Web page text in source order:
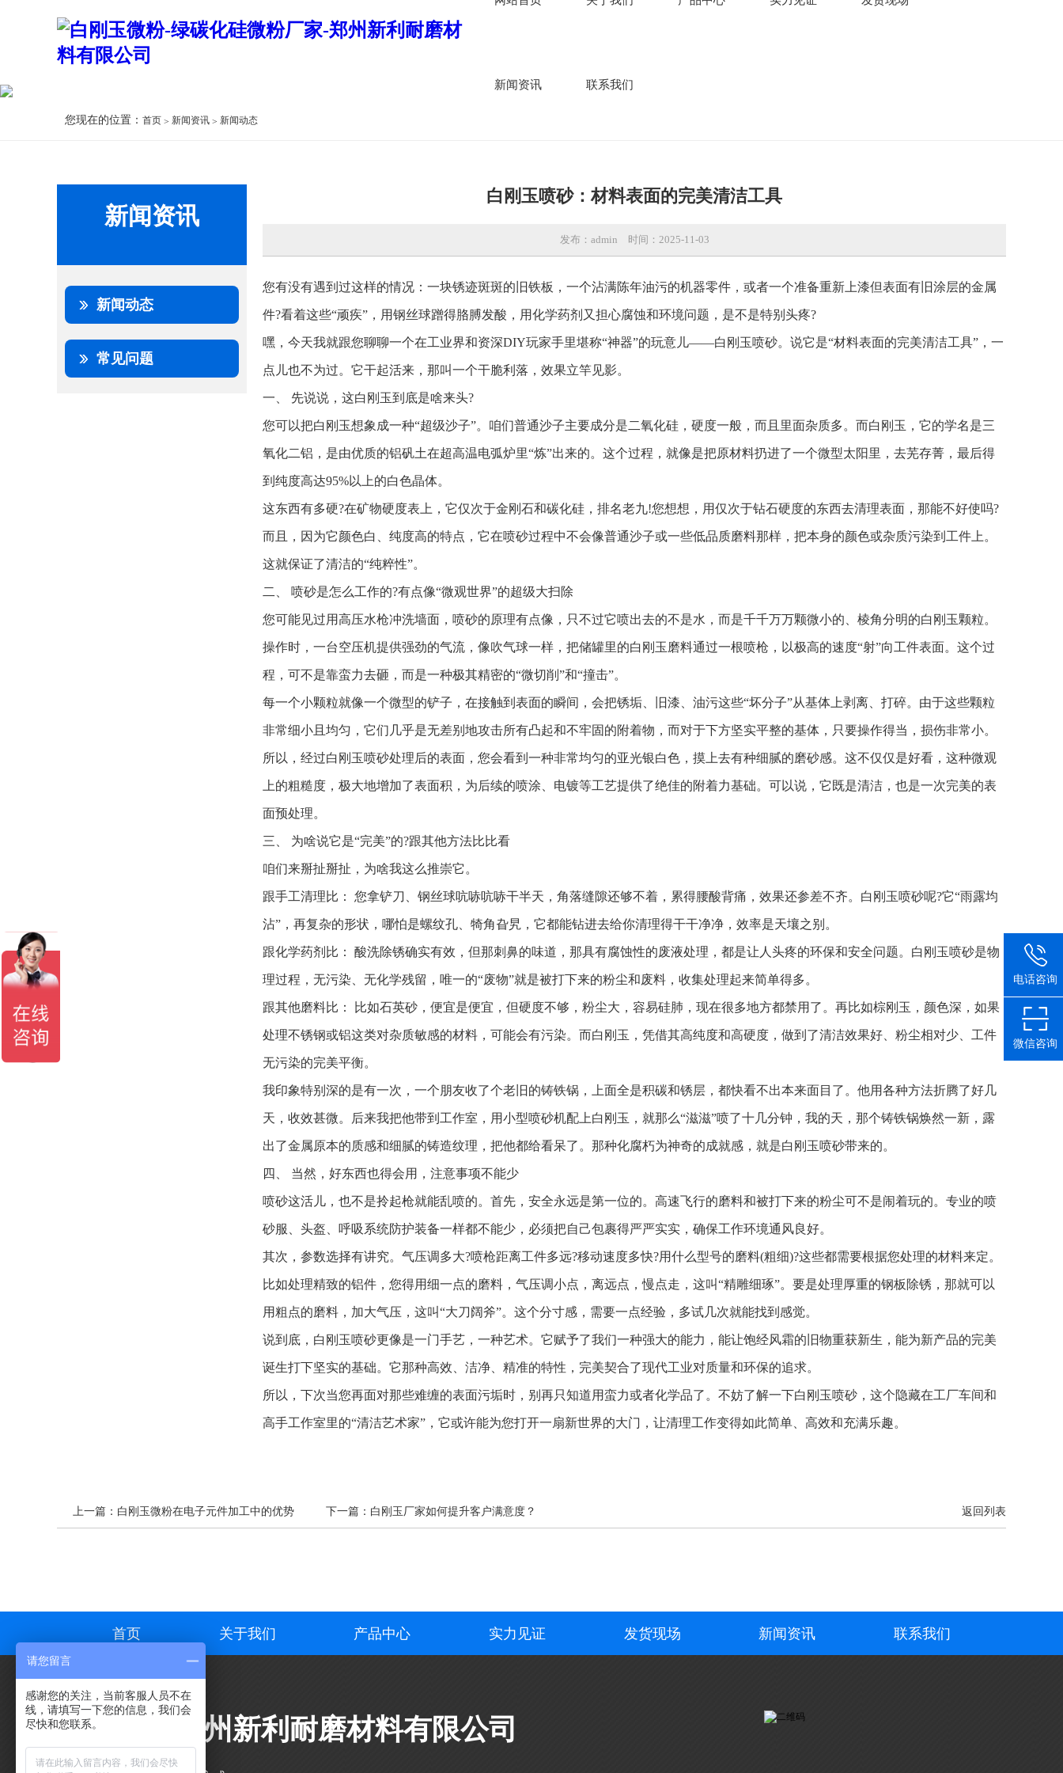
新闻资讯 联系我们
您现在的位置： 首页 新闻资讯 新闻动态
新闻资讯
新闻动态
常见问题
白刚玉喷砂：材料表面的完美清洁工具
发布：admin 时间：2025-11-03
您有没有遇到过这样的情况：一块锈迹斑斑的旧铁板，一个沾满陈年油污的机器零件，或者一个准备重新上漆但表面有旧涂层的金属
件?看着这些“顽疾”，用钢丝球蹭得胳膊发酸，用化学药剂又担心腐蚀和环境问题，是不是特别头疼?
嘿，今天我就跟您聊聊一个在工业界和资深DIY玩家手里堪称“神器”的玩意儿——白刚玉喷砂。说它是“材料表面的完美清洁工具”，一
点儿也不为过。它干起活来，那叫一个干脆利落，效果立竿见影。
一、 先说说，这白刚玉到底是啥来头?
您可以把白刚玉想象成一种“超级沙子”。咱们普通沙子主要成分是二氧化硅，硬度一般，而且里面杂质多。而白刚玉，它的学名是三
氧化二铝，是由优质的铝矾土在超高温电弧炉里“炼”出来的。这个过程，就像是把原材料扔进了一个微型太阳里，去芜存菁，最后得
到纯度高达95%以上的白色晶体。
这东西有多硬?在矿物硬度表上，它仅次于金刚石和碳化硅，排名老九!您想想，用仅次于钻石硬度的东西去清理表面，那能不好使吗?
而且，因为它颜色白、纯度高的特点，它在喷砂过程中不会像普通沙子或一些低品质磨料那样，把本身的颜色或杂质污染到工件上。
这就保证了清洁的“纯粹性”。
二、 喷砂是怎么工作的?有点像“微观世界”的超级大扫除
您可能见过用高压水枪冲洗墙面，喷砂的原理有点像，只不过它喷出去的不是水，而是千千万万颗微小的、棱角分明的白刚玉颗粒。
操作时，一台空压机提供强劲的气流，像吹气球一样，把储罐里的白刚玉磨料通过一根喷枪，以极高的速度“射”向工件表面。这个过
程，可不是靠蛮力去砸，而是一种极其精密的“微切削”和“撞击”。
每一个小颗粒就像一个微型的铲子，在接触到表面的瞬间，会把锈垢、旧漆、油污这些“坏分子”从基体上剥离、打碎。由于这些颗粒
非常细小且均匀，它们几乎是无差别地攻击所有凸起和不牢固的附着物，而对于下方坚实平整的基体，只要操作得当，损伤非常小。
所以，经过白刚玉喷砂处理后的表面，您会看到一种非常均匀的亚光银白色，摸上去有种细腻的磨砂感。这不仅仅是好看，这种微观
上的粗糙度，极大地增加了表面积，为后续的喷涂、电镀等工艺提供了绝佳的附着力基础。可以说，它既是清洁，也是一次完美的表
面预处理。
三、 为啥说它是“完美”的?跟其他方法比比看
咱们来掰扯掰扯，为啥我这么推崇它。
跟手工清理比： 您拿铲刀、钢丝球吭哧吭哧干半天，角落缝隙还够不着，累得腰酸背痛，效果还参差不齐。白刚玉喷砂呢?它“雨露均
沾”，再复杂的形状，哪怕是螺纹孔、犄角旮旯，它都能钻进去给你清理得干干净净，效率是天壤之别。
跟化学药剂比： 酸洗除锈确实有效，但那刺鼻的味道，那具有腐蚀性的废液处理，都是让人头疼的环保和安全问题。白刚玉喷砂是物
理过程，无污染、无化学残留，唯一的“废物”就是被打下来的粉尘和废料，收集处理起来简单得多。
跟其他磨料比： 比如石英砂，便宜是便宜，但硬度不够，粉尘大，容易硅肺，现在很多地方都禁用了。再比如棕刚玉，颜色深，如果
处理不锈钢或铝这类对杂质敏感的材料，可能会有污染。而白刚玉，凭借其高纯度和高硬度，做到了清洁效果好、粉尘相对少、工件
无污染的完美平衡。
我印象特别深的是有一次，一个朋友收了个老旧的铸铁锅，上面全是积碳和锈层，都快看不出本来面目了。他用各种方法折腾了好几
天，收效甚微。后来我把他带到工作室，用小型喷砂机配上白刚玉，就那么“滋滋”喷了十几分钟，我的天，那个铸铁锅焕然一新，露
出了金属原本的质感和细腻的铸造纹理，把他都给看呆了。那种化腐朽为神奇的成就感，就是白刚玉喷砂带来的。
四、 当然，好东西也得会用，注意事项不能少
喷砂这活儿，也不是拎起枪就能乱喷的。首先，安全永远是第一位的。高速飞行的磨料和被打下来的粉尘可不是闹着玩的。专业的喷
砂服、头盔、呼吸系统防护装备一样都不能少，必须把自己包裹得严严实实，确保工作环境通风良好。
其次，参数选择有讲究。气压调多大?喷枪距离工件多远?移动速度多快?用什么型号的磨料(粗细)?这些都需要根据您处理的材料来定。
比如处理精致的铝件，您得用细一点的磨料，气压调小点，离远点，慢点走，这叫“精雕细琢”。要是处理厚重的钢板除锈，那就可以
用粗点的磨料，加大气压，这叫“大刀阔斧”。这个分寸感，需要一点经验，多试几次就能找到感觉。
说到底，白刚玉喷砂更像是一门手艺，一种艺术。它赋予了我们一种强大的能力，能让饱经风霜的旧物重获新生，能为新产品的完美
诞生打下坚实的基础。它那种高效、洁净、精准的特性，完美契合了现代工业对质量和环保的追求。
所以，下次当您再面对那些难缠的表面污垢时，别再只知道用蛮力或者化学品了。不妨了解一下白刚玉喷砂，这个隐藏在工厂车间和
高手工作室里的“清洁艺术家”，它或许能为您打开一扇新世界的大门，让清理工作变得如此简单、高效和充满乐趣。
上一篇： 白刚玉微粉在电子元件加工中的优势 下一篇： 白刚玉厂家如何提升客户满意度？ 返回列表
首页 关于我们 产品中心 实力见证 发货现场 新闻资讯 联系我们
郑州新利耐磨材料有限公司
电话咨询
微信咨询
请您留言
感谢您的关注，当前客服人员不在
线，请填写一下您的信息，我们会
尽快和您联系。